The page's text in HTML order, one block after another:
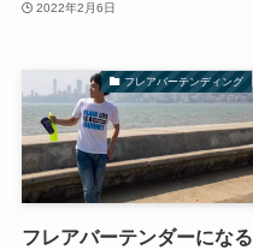
2022年2月6日
フレアバーテンディング
フレアバーテンダーになる